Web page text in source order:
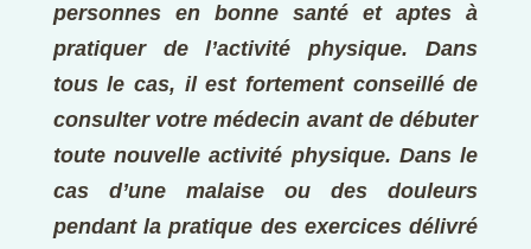
personnes en bonne santé et aptes à
pratiquer de l’activité physique. Dans
tous le cas, il est fortement conseillé de
consulter votre médecin avant de débuter
toute nouvelle activité physique. Dans le
cas d’une malaise ou des douleurs
pendant la pratique des exercices délivré